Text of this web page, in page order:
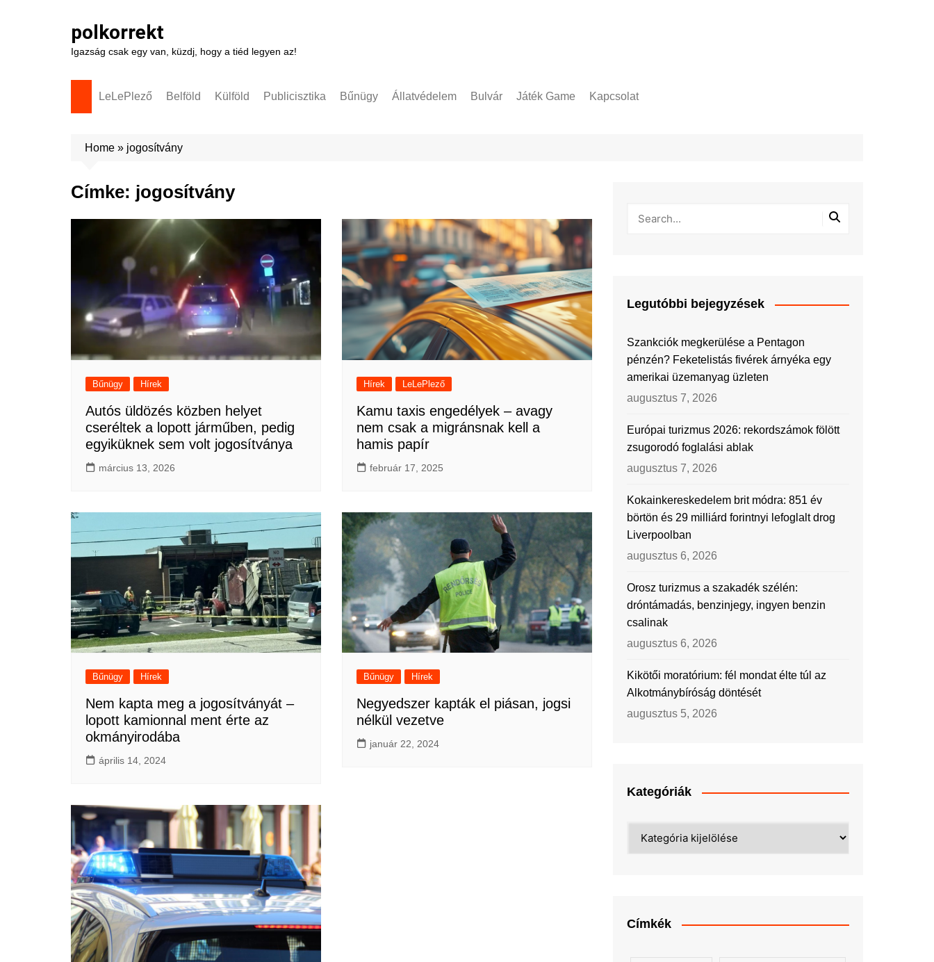
polkorrekt
Igazság csak egy van, küzdj, hogy a tiéd legyen az!
LeLePlező Belföld Külföld Publicisztika Bűnügy Állatvédelem Bulvár Játék Game Kapcsolat
Home » jogosítvány
Címke: jogosítvány
Bűnügy Hírek
Autós üldözés közben helyet
cseréltek a lopott járműben, pedig
egyiküknek sem volt jogosítványa
március 13, 2026
Hírek LeLePlező
Kamu taxis engedélyek – avagy
nem csak a migránsnak kell a
hamis papír
február 17, 2025
Bűnügy Hírek
Nem kapta meg a jogosítványát –
lopott kamionnal ment érte az
okmányirodába
április 14, 2024
Bűnügy Hírek
Negyedszer kapták el piásan, jogsi
nélkül vezetve
január 22, 2024
Legutóbbi bejegyzések
Szankciók megkerülése a Pentagon
pénzén? Feketelistás fivérek árnyéka egy
amerikai üzemanyag üzleten
augusztus 7, 2026
Európai turizmus 2026: rekordszámok fölött
zsugorodó foglalási ablak
augusztus 7, 2026
Kokainkereskedelem brit módra: 851 év
börtön és 29 milliárd forintnyi lefoglalt drog
Liverpoolban
augusztus 6, 2026
Orosz turizmus a szakadék szélén:
dróntámadás, benzinjegy, ingyen benzin
csalinak
augusztus 6, 2026
Kikötői moratórium: fél mondat élte túl az
Alkotmánybíróság döntését
augusztus 5, 2026
Kategóriák
Címkék